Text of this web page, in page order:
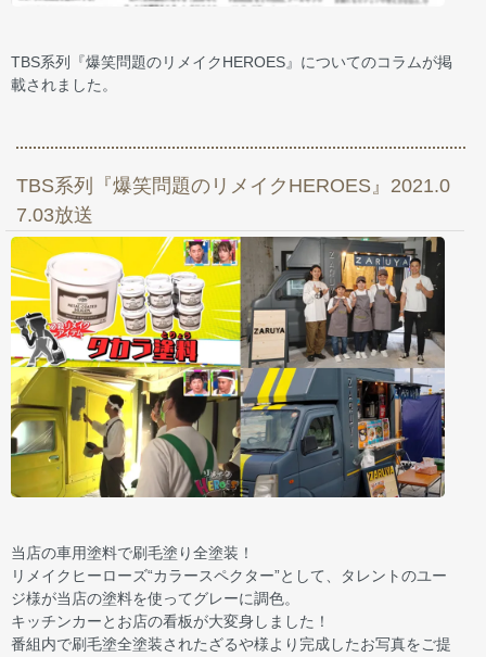
TBS系列『爆笑問題のリメイクHEROES』についてのコラムが掲
載されました。
TBS系列『爆笑問題のリメイクHEROES』2021.0
7.03放送
当店の車用塗料で刷毛塗り全塗装！
リメイクヒーローズ“カラースペクター”として、タレントのユー
ジ様が当店の塗料を使ってグレーに調色。
キッチンカーとお店の看板が大変身しました！
番組内で刷毛塗全塗装されたざるや様より完成したお写真をご提